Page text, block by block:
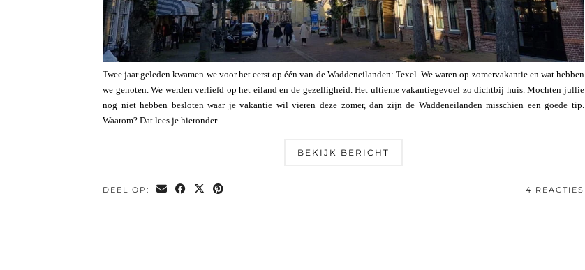
Twee jaar geleden kwamen we voor het eerst op één van de Waddeneilanden: Texel. We waren op zomervakantie en wat hebben
we genoten. We werden verliefd op het eiland en de gezelligheid. Het ultieme vakantiegevoel zo dichtbij huis. Mochten jullie
nog niet hebben besloten waar je vakantie wil vieren deze zomer, dan zijn de Waddeneilanden misschien een goede tip.
Waarom? Dat lees je hieronder.
BEKIJK BERICHT
DEEL OP: 4 REACTIES